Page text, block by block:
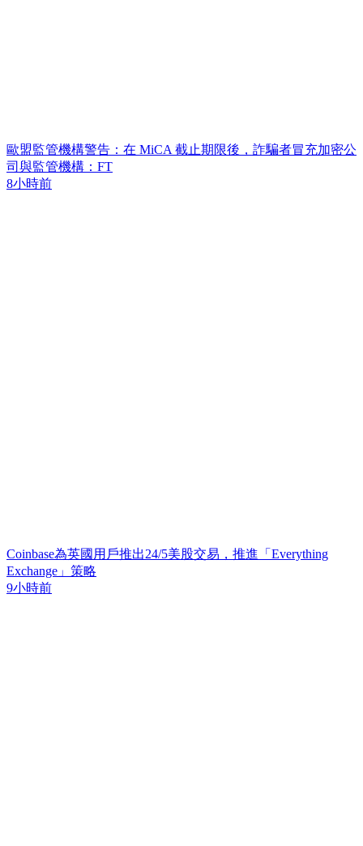
歐盟監管機構警告：在 MiCA 截止期限後，詐騙者冒充加密公
司與監管機構：FT
8小時前
Coinbase為英國用戶推出24/5美股交易，推進「Everything
Exchange」策略
9小時前